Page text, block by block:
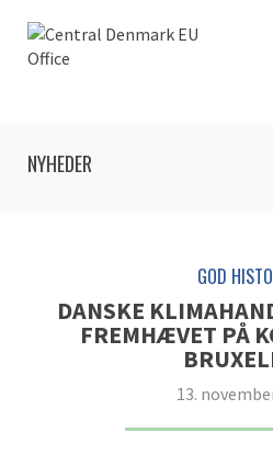
NYHEDER
GOD
DANSKE
FREMHÆVET PÅ
13.